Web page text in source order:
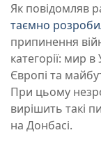
Як повідомляв
таємно
припинення
категорії: мир в
Європі та
При цьому
вирішить такі
на Донбасі.